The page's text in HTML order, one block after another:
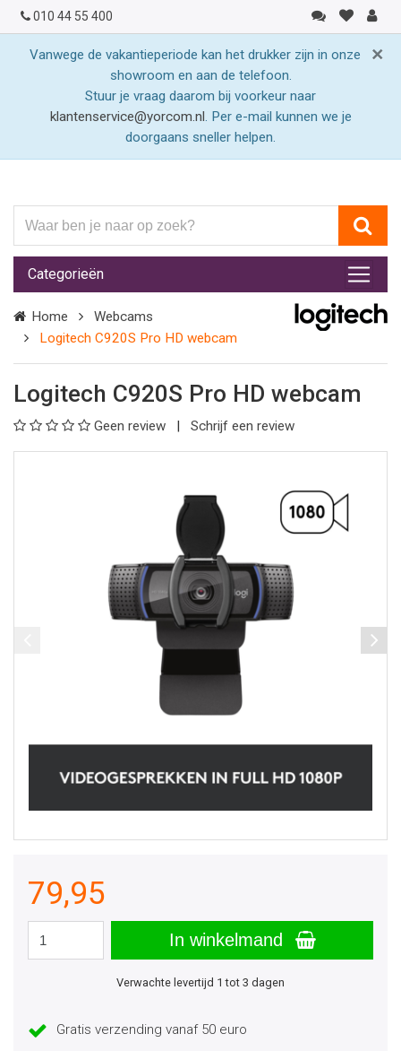
010 44 55 400
×
Vanwege de vakantieperiode kan het drukker zijn in onze
showroom en aan de telefoon.
Stuur je vraag daarom bij voorkeur naar
klantenservice@yorcom.nl. Per e-mail kunnen we je
doorgaans sneller helpen.
ben
je
naar
op
zoek?
Categorieën
Home
Webcams
Logitech C920S Pro HD webcam
Logitech C920S Pro HD webcam
Geen review Schrijf een review
79,95
In winkelmand
Verwachte levertijd 1 tot 3 dagen
Gratis verzending vanaf 50 euro